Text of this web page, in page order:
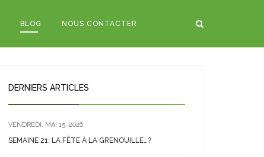
BLOG NOUS CONTACTER
DERNIERS ARTICLES
VENDREDI, MAI 15, 2026
SEMAINE 21: LA FÊTE À LA GRENOUILLE…?